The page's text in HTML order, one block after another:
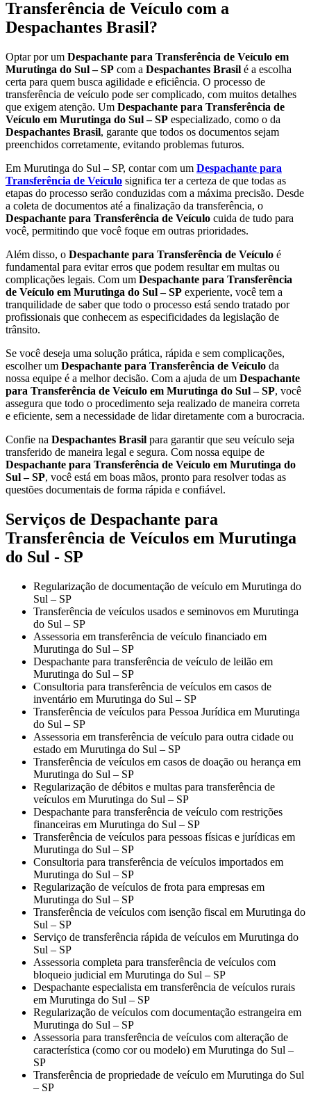
Transferência de Veículo com a
Despachantes Brasil?
Optar por um Despachante para Transferência de Veículo em
Murutinga do Sul – SP com a Despachantes Brasil é a escolha
certa para quem busca agilidade e eficiência. O processo de
transferência de veículo pode ser complicado, com muitos detalhes
que exigem atenção. Um Despachante para Transferência de
Veículo em Murutinga do Sul – SP especializado, como o da
Despachantes Brasil, garante que todos os documentos sejam
preenchidos corretamente, evitando problemas futuros.
Em Murutinga do Sul – SP, contar com um Despachante para
Transferência de Veículo significa ter a certeza de que todas as
etapas do processo serão conduzidas com a máxima precisão. Desde
a coleta de documentos até a finalização da transferência, o
Despachante para Transferência de Veículo cuida de tudo para
você, permitindo que você foque em outras prioridades.
Além disso, o Despachante para Transferência de Veículo é
fundamental para evitar erros que podem resultar em multas ou
complicações legais. Com um Despachante para Transferência
de Veículo em Murutinga do Sul – SP experiente, você tem a
tranquilidade de saber que todo o processo está sendo tratado por
profissionais que conhecem as especificidades da legislação de
trânsito.
Se você deseja uma solução prática, rápida e sem complicações,
escolher um Despachante para Transferência de Veículo da
nossa equipe é a melhor decisão. Com a ajuda de um Despachante
para Transferência de Veículo em Murutinga do Sul – SP, você
assegura que todo o procedimento seja realizado de maneira correta
e eficiente, sem a necessidade de lidar diretamente com a burocracia.
Confie na Despachantes Brasil para garantir que seu veículo seja
transferido de maneira legal e segura. Com nossa equipe de
Despachante para Transferência de Veículo em Murutinga do
Sul – SP, você está em boas mãos, pronto para resolver todas as
questões documentais de forma rápida e confiável.
Serviços de Despachante para
Transferência de Veículos em Murutinga
do Sul - SP
Regularização de documentação de veículo em Murutinga do
Sul – SP
Transferência de veículos usados e seminovos em Murutinga
do Sul – SP
Assessoria em transferência de veículo financiado em
Murutinga do Sul – SP
Despachante para transferência de veículo de leilão em
Murutinga do Sul – SP
Consultoria para transferência de veículos em casos de
inventário em Murutinga do Sul – SP
Transferência de veículos para Pessoa Jurídica em Murutinga
do Sul – SP
Assessoria em transferência de veículo para outra cidade ou
estado em Murutinga do Sul – SP
Transferência de veículos em casos de doação ou herança em
Murutinga do Sul – SP
Regularização de débitos e multas para transferência de
veículos em Murutinga do Sul – SP
Despachante para transferência de veículo com restrições
financeiras em Murutinga do Sul – SP
Transferência de veículos para pessoas físicas e jurídicas em
Murutinga do Sul – SP
Consultoria para transferência de veículos importados em
Murutinga do Sul – SP
Regularização de veículos de frota para empresas em
Murutinga do Sul – SP
Transferência de veículos com isenção fiscal em Murutinga do
Sul – SP
Serviço de transferência rápida de veículos em Murutinga do
Sul – SP
Assessoria completa para transferência de veículos com
bloqueio judicial em Murutinga do Sul – SP
Despachante especialista em transferência de veículos rurais
em Murutinga do Sul – SP
Regularização de veículos com documentação estrangeira em
Murutinga do Sul – SP
Assessoria para transferência de veículos com alteração de
característica (como cor ou modelo) em Murutinga do Sul –
SP
Transferência de propriedade de veículo em Murutinga do Sul
– SP